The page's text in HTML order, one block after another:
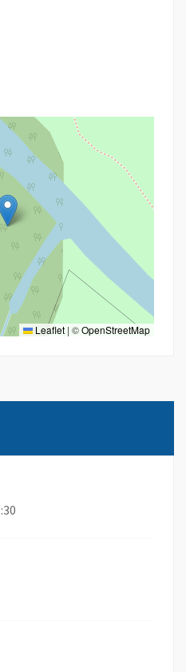
Leaflet | ©OpenStreetMap